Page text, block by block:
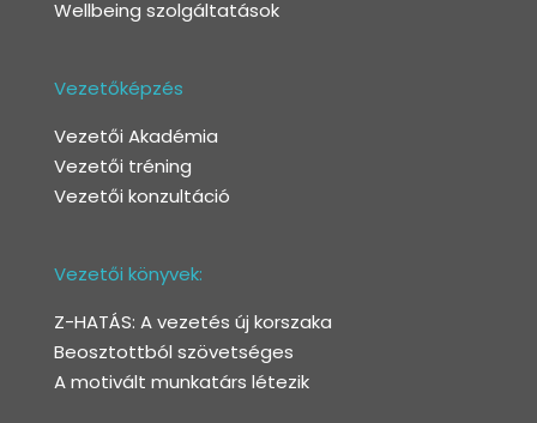
Wellbeing szolgáltatások
Vezetőképzés
Vezetői Akadémia
Vezetői tréning
Vezetői konzultáció
Vezetői könyvek:
Z-HATÁS: A vezetés új korszaka
Beosztottból szövetséges
A motivált munkatárs létezik